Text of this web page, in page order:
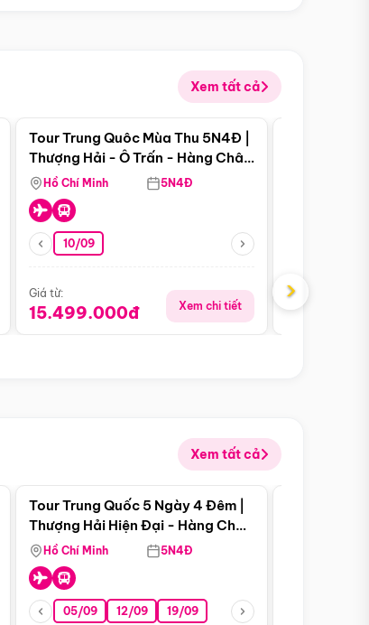
Xem tất cả
Điểm nổi bật
Tour Trung Quôc Mùa Thu 5N4Đ |
Thượng Hải - Ô Trấn - Hàng Châu
(Tour Không Shopping)
Hồ Chí Minh 5N4Đ
10/09
Giá từ:
15.499.000đ Xem chi tiết
Giá từ:
›
Xem tất cả
15/10 29/10
Điểm nổi bật
Tour Trung Quốc 5 Ngày 4 Đêm |
Thượng Hải Hiện Đại - Hàng Châu
Nên Thơ - Ô Trấn Cổ Kính
Hồ Chí Minh 5N4Đ
05/09 12/09 19/09